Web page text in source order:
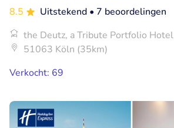
8.5 Uitstekend • 7 beoordelingen
the Deutz, a Tribute Portfolio Hotel
51063 Köln (35km)
Verkocht: 69